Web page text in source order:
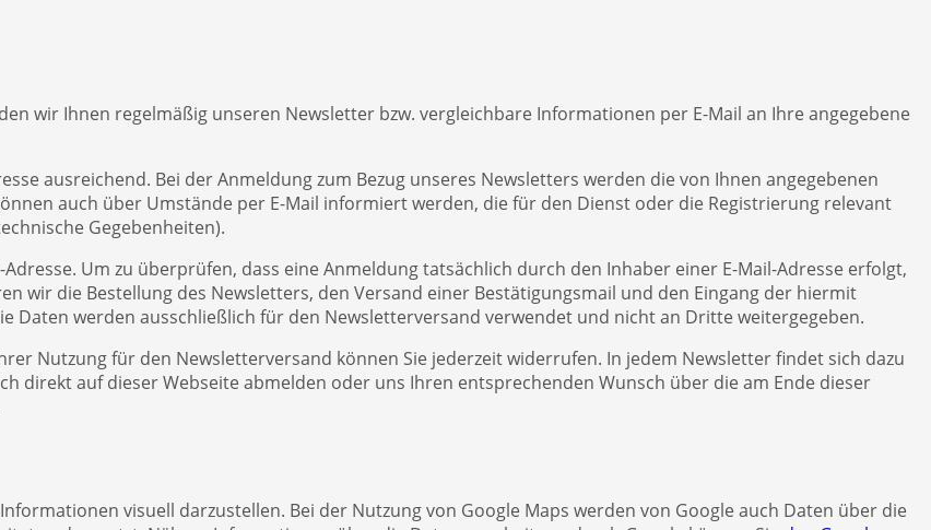
wir Ihnen regelmäßig unseren Newsletter bzw. vergleichbare Informationen per E-Mail an Ihre angegebene
ausreichend. Bei der Anmeldung zum Bezug unseres Newsletters werden die von Ihnen angegebenen
auch über Umstände per E-Mail informiert werden, die für den Dienst oder die Registrierung relevant
Gegebenheiten).
Um zu überprüfen, dass eine Anmeldung tatsächlich durch den Inhaber einer E-Mail-Adresse erfolgt,
wir die Bestellung des Newsletters, den Versand einer Bestätigungsmail und den Eingang der hiermit
werden ausschließlich für den Newsletterversand verwendet und nicht an Dritte weitergegeben.
Nutzung für den Newsletterversand können Sie jederzeit widerrufen. In jedem Newsletter findet sich dazu
direkt auf dieser Webseite abmelden oder uns Ihren entsprechenden Wunsch über die am Ende dieser
visuell darzustellen. Bei der Nutzung von Google Maps werden von Google auch Daten über die